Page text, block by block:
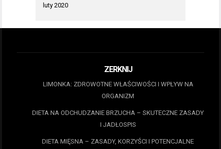
luty 2020
ZERKNIJ
LIMONKA: ZDROWOTNE WŁAŚCIWOŚCI I WPŁYW NA
ORGANIZM
DIETA NA ODCHUDZANIE BRZUCHA – SKUTECZNE ZASADY
I JADŁOSPIS
DIETA MIĘSNA – ZASADY, KORZYŚCI I POTENCJALNE